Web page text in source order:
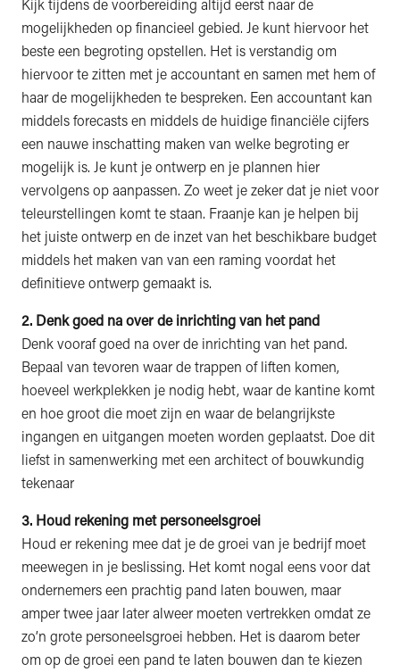
Kijk tijdens de voorbereiding altijd eerst naar de
mogelijkheden op financieel gebied. Je kunt hiervoor het
beste een begroting opstellen. Het is verstandig om
hiervoor te zitten met je accountant en samen met hem of
haar de mogelijkheden te bespreken. Een accountant kan
middels forecasts en middels de huidige financiële cijfers
een nauwe inschatting maken van welke begroting er
mogelijk is. Je kunt je ontwerp en je plannen hier
vervolgens op aanpassen. Zo weet je zeker dat je niet voor
teleurstellingen komt te staan. Fraanje kan je helpen bij
het juiste ontwerp en de inzet van het beschikbare budget
middels het maken van van een raming voordat het
definitieve ontwerp gemaakt is.
2. Denk goed na over de inrichting van het pand
Denk vooraf goed na over de inrichting van het pand.
Bepaal van tevoren waar de trappen of liften komen,
hoeveel werkplekken je nodig hebt, waar de kantine komt
en hoe groot die moet zijn en waar de belangrijkste
ingangen en uitgangen moeten worden geplaatst. Doe dit
liefst in samenwerking met een architect of bouwkundig
tekenaar
3. Houd rekening met personeelsgroei
Houd er rekening mee dat je de groei van je bedrijf moet
meewegen in je beslissing. Het komt nogal eens voor dat
ondernemers een prachtig pand laten bouwen, maar
amper twee jaar later alweer moeten vertrekken omdat ze
zo’n grote personeelsgroei hebben. Het is daarom beter
om op de groei een pand te laten bouwen dan te kiezen